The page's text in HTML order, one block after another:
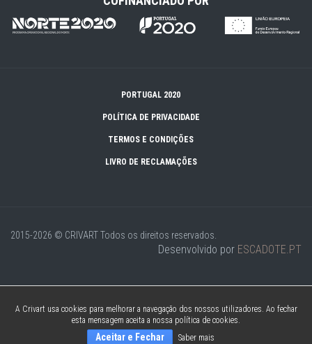
PORTUGAL 2020
POLÍTICA DE PRIVACIDADE
TERMOS E CONDIÇÕES
LIVRO DE RECLAMAÇÕES
2015-2026 © CRIVARTTodos os direitos reservados.
Desenvolvido por ESCADOTE.PT
A Crivart usa cookies para melhorar a navegação dos nossos utilizadores. Ao fechar
esta mensagem aceita a nossa política de cookies.
Aceitar e Fechar Saber mais